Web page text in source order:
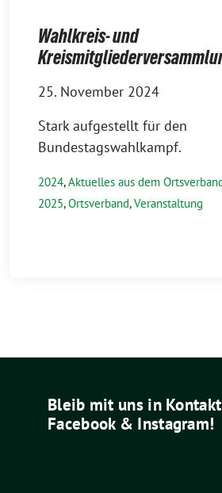
Wahlkreis- und
25. November 2024
Stark aufgestellt für den
Bundestagswahlkampf.
2024,Aktuelles aus dem
2025,Ortsverband,Veranstaltung
Bleib mit uns in
Facebook & Instagram!